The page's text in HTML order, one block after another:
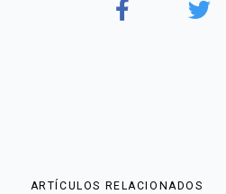
ARTÍCULOS RELACIONADOS